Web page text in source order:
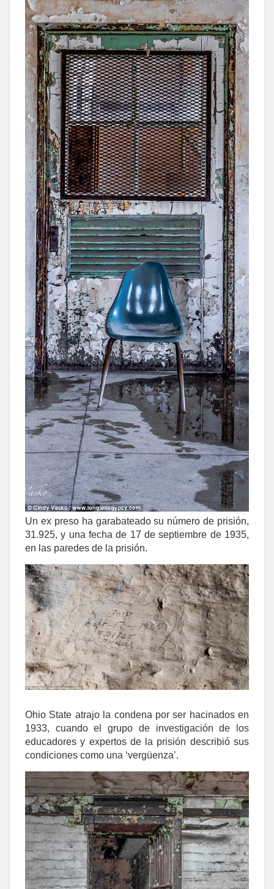
Un ex preso ha garabateado su número de prisión,
31.925, y una fecha de 17 de septiembre de 1935,
en las paredes de la prisión.
Ohio State atrajo la condena por ser hacinados en
1933, cuando el grupo de investigación de los
educadores y expertos de la prisión describió sus
condiciones como una ‘vergüenza’.